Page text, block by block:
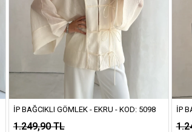
İP BAĞCIKLI GÖMLEK - EKRU - KOD: 5098
1.249,90 TL
İP